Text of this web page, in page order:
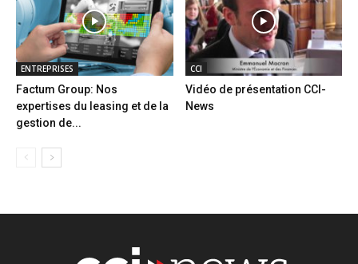
ENTREPRISES
Factum Group: Nos
expertises du leasing et de la
gestion de...
CCI
Vidéo de présentation CCI-
News